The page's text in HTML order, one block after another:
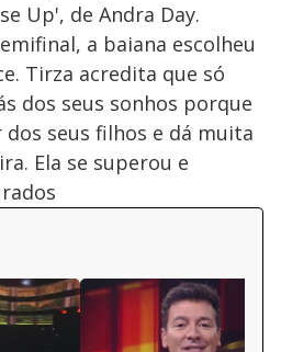
Up', de Andra Day.
a baiana escolheu
Tirza acredita que só
dos seus sonhos porque
dos seus filhos e dá muita
Ela se superou e